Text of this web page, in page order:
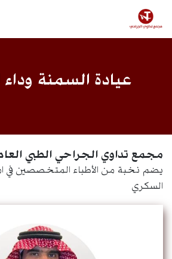
تخطي للذهاب إلى المحتوى
عيادة السمنة
مجمع تداوي الجراحي الطبي
يضم نخبة من الأطباء المتخصصين في
السكري